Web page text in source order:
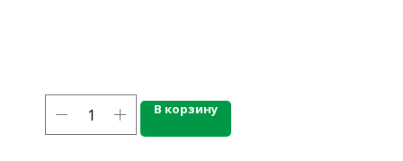
В корзину